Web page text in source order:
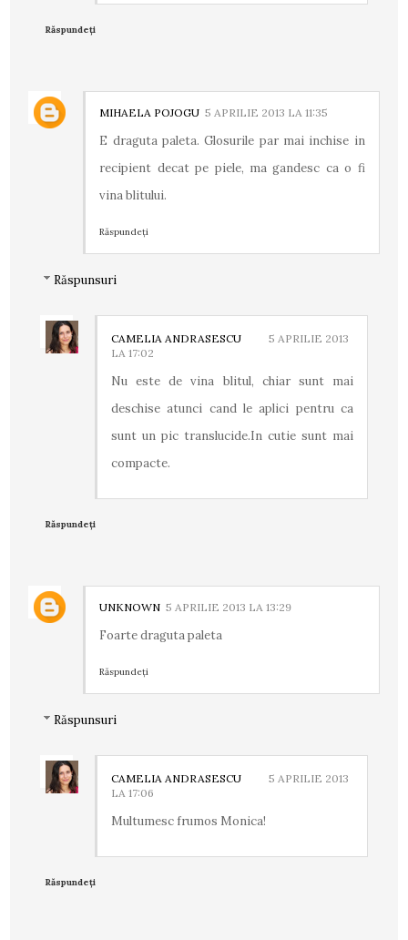
Răspundeți
MIHAELA POJOGU 5 APRILIE 2013 LA 11:35
E draguta paleta. Glosurile par mai inchise in
recipient decat pe piele, ma gandesc ca o fi
vina blitului.
Răspundeți
Răspunsuri
CAMELIA ANDRASESCU
5 APRILIE 2013
LA 17:02
Nu este de vina blitul, chiar sunt mai
deschise atunci cand le aplici pentru ca
sunt un pic translucide.In cutie sunt mai
compacte.
Răspundeți
UNKNOWN 5 APRILIE 2013 LA 13:29
Foarte draguta paleta
Răspundeți
Răspunsuri
CAMELIA ANDRASESCU
5 APRILIE 2013
LA 17:06
Multumesc frumos Monica!
Răspundeți